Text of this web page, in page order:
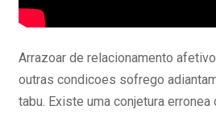
Arrazoar de relacionamento
outras condicoes sofrego
tabu. Existe uma conjetura erronea